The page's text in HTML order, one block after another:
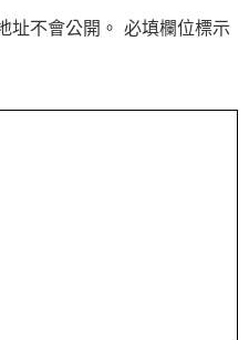
址不會公開。 必填欄位標示